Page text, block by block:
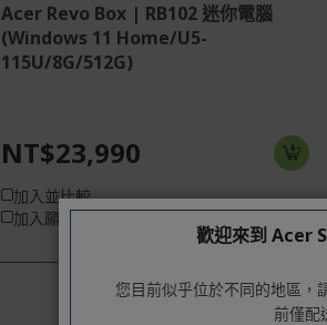
Acer Revo Box | RB102 迷你電腦
(Windows 11 Home/U5-
115U/8G/512G)
NT$23,990
加入並比較
加入願望清單
歡迎來到 Acer
您目前似乎位於不同的地區，
前僅配